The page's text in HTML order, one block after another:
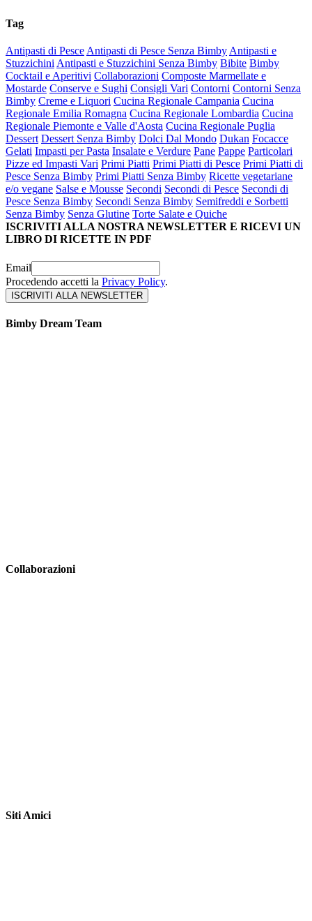
Tag
Antipasti di Pesce Antipasti di Pesce Senza Bimby Antipasti e
Stuzzichini Antipasti e Stuzzichini Senza Bimby Bibite Bimby
Cocktail e Aperitivi Collaborazioni Composte Marmellate e
Mostarde Conserve e Sughi Consigli Vari Contorni Contorni Senza
Bimby Creme e Liquori Cucina Regionale Campania Cucina
Regionale Emilia Romagna Cucina Regionale Lombardia Cucina
Regionale Piemonte e Valle d'Aosta Cucina Regionale Puglia
Dessert Dessert Senza Bimby Dolci Dal Mondo Dukan Focacce
Gelati Impasti per Pasta Insalate e Verdure Pane Pappe Particolari
Pizze ed Impasti Vari Primi Piatti Primi Piatti di Pesce Primi Piatti di
Pesce Senza Bimby Primi Piatti Senza Bimby Ricette vegetariane
e/o vegane Salse e Mousse Secondi Secondi di Pesce Secondi di
Pesce Senza Bimby Secondi Senza Bimby Semifreddi e Sorbetti
Senza Bimby Senza Glutine Torte Salate e Quiche
ISCRIVITI ALLA NOSTRA NEWSLETTER E RICEVI UN
LIBRO DI RICETTE IN PDF
Email
Procedendo accetti la Privacy Policy.
Bimby Dream Team
Collaborazioni
Siti Amici